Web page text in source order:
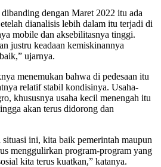
dengan Maret 2022 itu ada
dianalisis lebih dalam itu terjadi di
mobile dan aksebilitasnya tinggi.
justru keadaan kemiskinannya
ujarnya.
menemukan bahwa di pedesaan itu
relatif stabil kondisinya. Usaha-
khususnya usaha kecil menengah itu
akan terus didorong dan
situasi ini, kita baik pemerintah maupun
menggulirkan program-program yang
kita terus kuatkan,” katanya.